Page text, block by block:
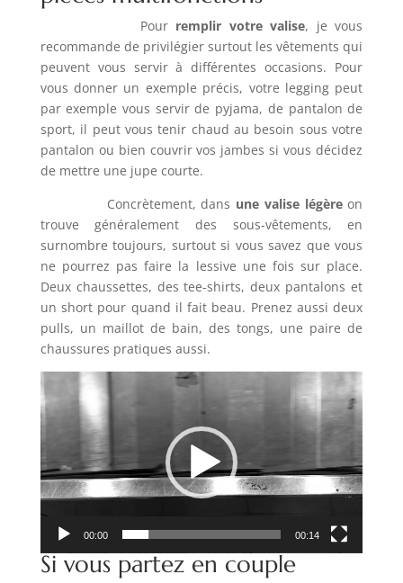
Pour remplir votre valise, je vous
recommande de privilégier surtout les vêtements qui
peuvent vous servir à différentes occasions. Pour
vous donner un exemple précis, votre legging peut
par exemple vous servir de pyjama, de pantalon de
sport, il peut vous tenir chaud au besoin sous votre
pantalon ou bien couvrir vos jambes si vous décidez
de mettre une jupe courte.
Concrètement, dans une valise légèreon
trouve généralement des sous-vêtements, en
surnombre toujours, surtout si vous savez que vous
ne pourrez pas faire la lessive une fois sur place.
Deux chaussettes, des tee-shirts, deux pantalons et
un short pour quand il fait beau. Prenez aussi deux
pulls, un maillot de bain, des tongs, une paire de
chaussures pratiques aussi.
vidéo
00:00 00:14
Si vous partez en couple